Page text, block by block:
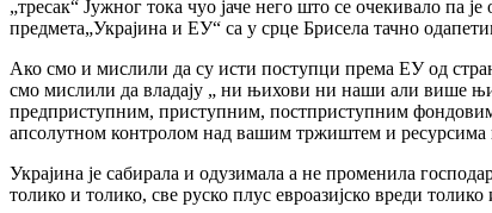
„тресак“ Јужног тока чуо јаче него што се очекивало па
предмета„Украјина и ЕУ“ са у срце Брисела тачно
Ако смо и мислили да су исти поступци према ЕУ од
смо мислили да владају „ ни њихови ни наши али више
предприступним, приступним, постприступним
апсолутном контролом над вашим тржиштем и ресурсима
Украјина је сабирала и одузимала а не променила
толико и толико, све руско плус евроазијско вреди